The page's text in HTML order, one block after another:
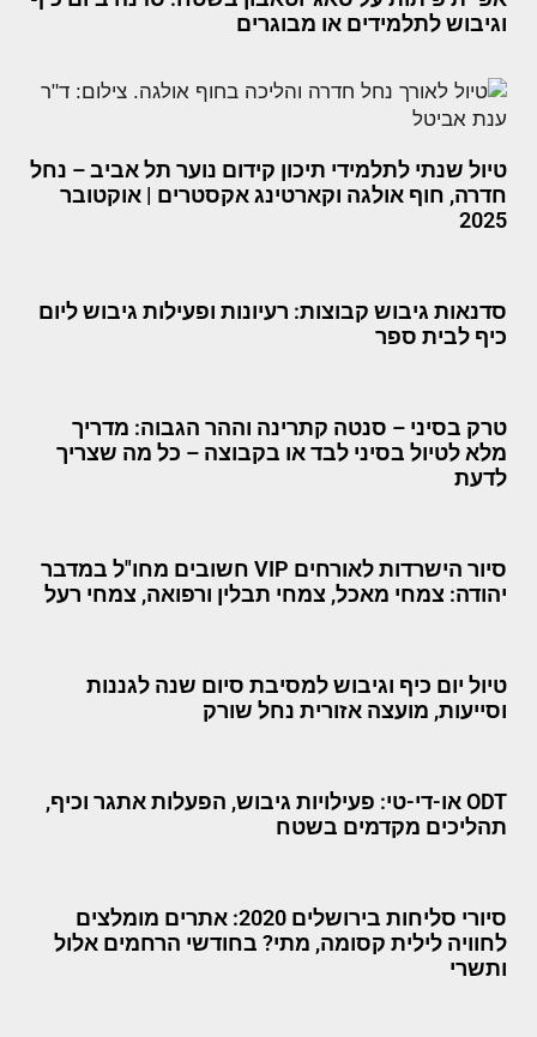
וגיבוש לתלמידים או מבוגרים
טיול שנתי לתלמידי תיכון קידום נוער תל אביב – נחל
חדרה, חוף אולגה וקארטינג אקסטרים | אוקטובר
2025
סדנאות גיבוש קבוצות: רעיונות ופעילות גיבוש ליום
כיף לבית ספר
טרק בסיני – סנטה קתרינה וההר הגבוה: מדריך
מלא לטיול בסיני לבד או בקבוצה – כל מה שצריך
לדעת
סיור הישרדות לאורחים VIP חשובים מחו"ל במדבר
יהודה: צמחי מאכל, צמחי תבלין ורפואה, צמחי רעל
טיול יום כיף וגיבוש למסיבת סיום שנה לגננות
וסייעות, מועצה אזורית נחל שורק
ODT או-די-טי: פעילויות גיבוש, הפעלות אתגר וכיף,
תהליכים מקדמים בשטח
סיורי סליחות בירושלים 2020: אתרים מומלצים
לחוויה לילית קסומה, מתי? בחודשי הרחמים אלול
ותשרי